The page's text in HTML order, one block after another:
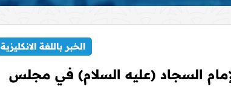
الخبر باللغة الانكليزية
السجاد (عليه السلام) في مجلس